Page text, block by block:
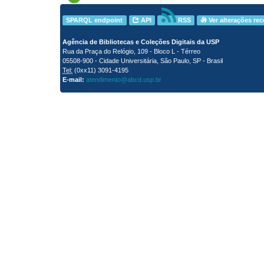
SPARQL endpoint API RSS Ver alterações
Agência de Bibliotecas e Coleções Digitais da USP
Rua da Praça do Relógio, 109 - Bloco L - Térreo
05508-900 - Cidade Universitária, São Paulo, SP - Brasil
Tel: (0xx11) 3091-4195
E-mail: atendimento@abcd.usp.br